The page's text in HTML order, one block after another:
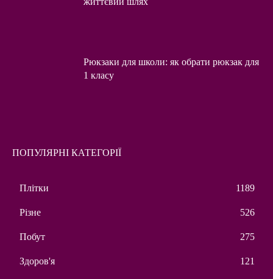
Рюкзаки для школи: як обрати рюкзак для
1 класу
ПОПУЛЯРНІ КАТЕГОРІЇ
Плітки 1189
Різне 526
Побут 275
Здоров'я 121